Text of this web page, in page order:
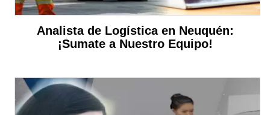
Analista de Logística en Neuquén:
¡Sumate a Nuestro Equipo!